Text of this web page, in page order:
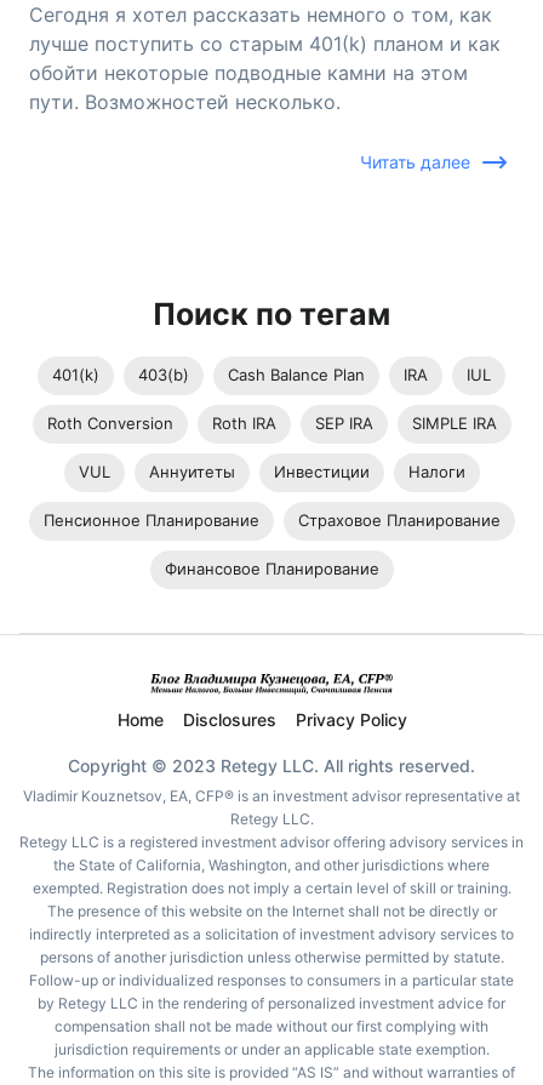
Сегодня я хотел рассказать немного о том, как
лучше поступить со старым 401(k) планом и как
обойти некоторые подводные камни на этом
пути. Возможностей несколько.
Читать далее
Поиск по тегам
401(k) 403(b) Cash Balance Plan IRA IUL
Roth Conversion Roth IRA SEP IRA SIMPLE IRA
VUL Аннуитеты Инвестиции Налоги
Пенсионное Планирование Страховое Планирование
Финансовое Планирование
Home Disclosures Privacy Policy
Copyright © 2023 Retegy LLC. All rights reserved.
Vladimir Kouznetsov, EA, CFP® is an investment advisor representative at
Retegy LLC.
Retegy LLC is a registered investment advisor offering advisory services in
the State of California, Washington, and other jurisdictions where
exempted. Registration does not imply a certain level of skill or training.
The presence of this website on the Internet shall not be directly or
indirectly interpreted as a solicitation of investment advisory services to
persons of another jurisdiction unless otherwise permitted by statute.
Follow-up or individualized responses to consumers in a particular state
by Retegy LLC in the rendering of personalized investment advice for
compensation shall not be made without our first complying with
jurisdiction requirements or under an applicable state exemption.
The information on this site is provided “AS IS” and without warranties of